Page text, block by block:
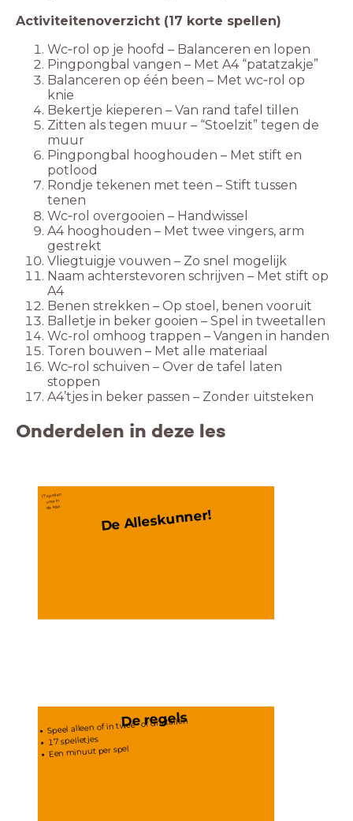
Activiteitenoverzicht (17 korte spellen)
Wc‑rol op je hoofd – Balanceren en lopen
Pingpongbal vangen – Met A4 “patatzakje”
Balanceren op één been – Met wc‑rol op
knie
Bekertje kieperen – Van rand tafel tillen
Zitten als tegen muur – “Stoelzit” tegen de
muur
Pingpongbal hooghouden – Met stift en
potlood
Rondje tekenen met teen – Stift tussen
tenen
Wc‑rol overgooien – Handwissel
A4 hooghouden – Met twee vingers, arm
gestrekt
Vliegtuigje vouwen – Zo snel mogelijk
Naam achterstevoren schrijven – Met stift op
A4
Benen strekken – Op stoel, benen vooruit
Balletje in beker gooien – Spel in tweetallen
Wc-rol omhoog trappen – Vangen in handen
Toren bouwen – Met alle materiaal
Wc‑rol schuiven – Over de tafel laten
stoppen
A4’tjes in beker passen – Zonder uitsteken
Onderdelen in deze les
De Alleskunner!
17 spellen
voor in
de klas
De regels
Speel alleen of in twee- of drietallen
17 spelletjes
Een minuut per spel